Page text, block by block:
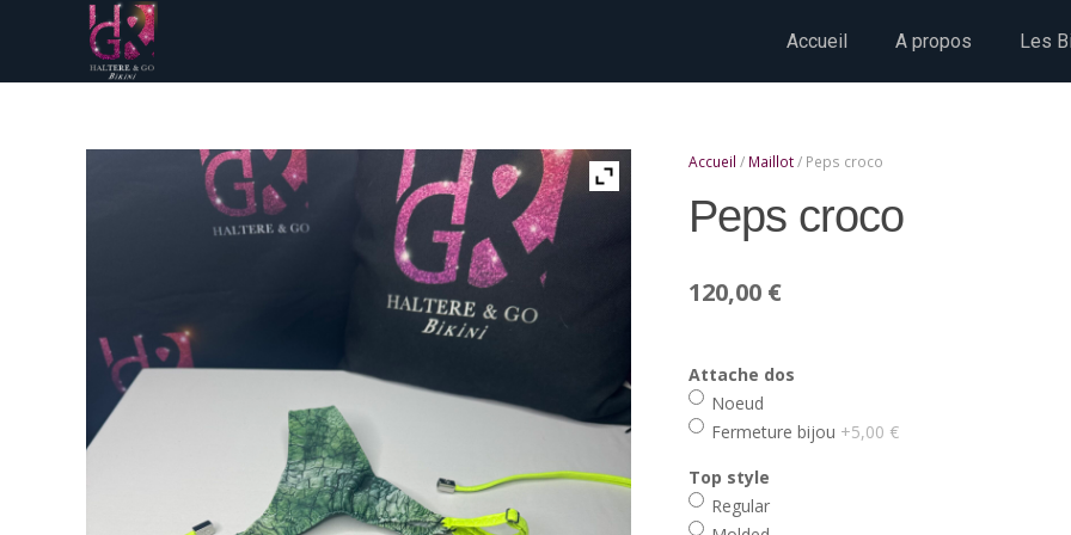
Accueil A propos Les
Accueil / Maillot/ Peps croco
Peps croco
120,00 €
Attache dos
Noeud
Fermeture bijou +5,00 €
Top style
Regular